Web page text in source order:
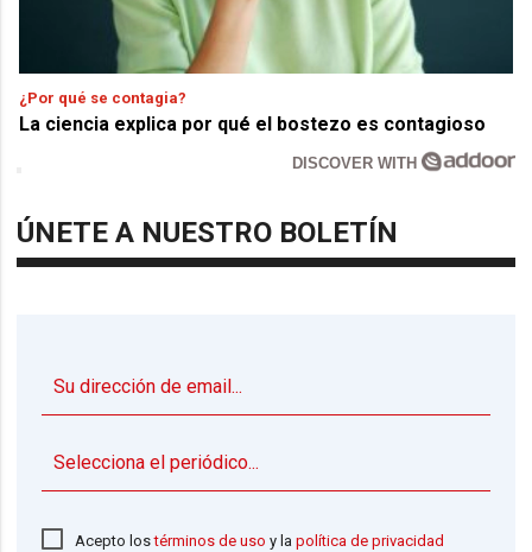
¿Por qué se contagia?
La ciencia explica por qué el bostezo es contagioso
DISCOVER WITH
ÚNETE A NUESTRO BOLETÍN
Acepto lostérminos de uso y lapolítica de privacidad